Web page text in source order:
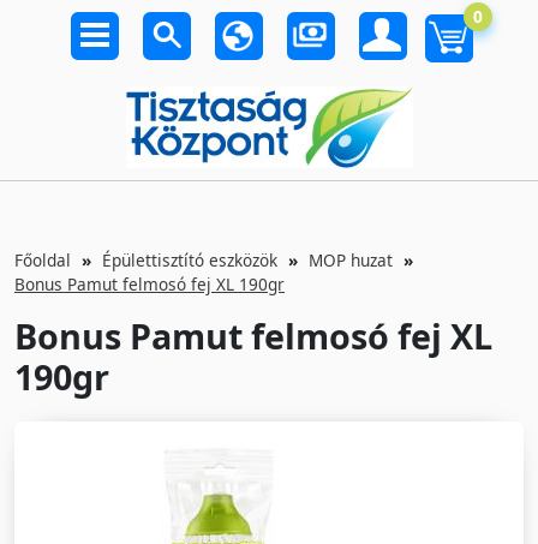
0
Főoldal Épülettisztító eszközök
MOP huzat
Bonus Pamut felmosó fej XL 190gr
Bonus Pamut felmosó fej XL
190gr